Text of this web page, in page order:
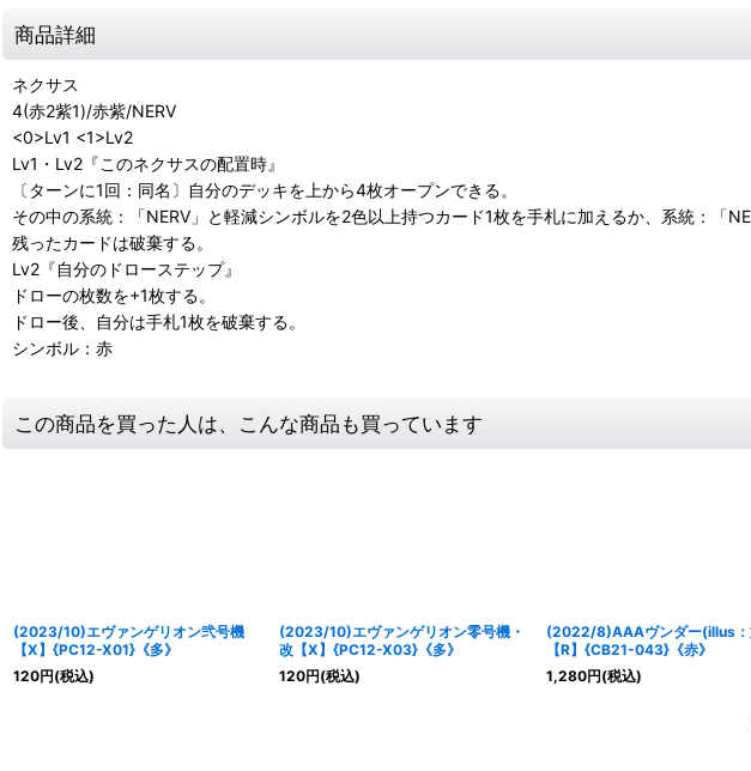
商品詳細
ネクサス
4(赤2紫1)/赤紫/NERV
<0>Lv1 <1>Lv2
Lv1・Lv2『このネクサスの配置時』
〔ターンに1回：同名〕自分のデッキを上から4枚オープンできる。
その中の系統：「NERV」と軽減シンボルを2色以上持つカード1枚を手札に加えるか、系統：「
残ったカードは破棄する。
Lv2『自分のドローステップ』
ドローの枚数を+1枚する。
ドロー後、自分は手札1枚を破棄する。
シンボル：赤
この商品を買った人は、こんな商品も買っています
(2023/10)エヴァンゲリオン弐号機
【X】{PC12-X01}《多》
120円(税込)
(2023/10)エヴァンゲリオン零号機・
改【X】{PC12-X03}《多》
120円(税込)
(2022/8)AAAヴンダー(illus：
【R】{CB21-043}《赤》
1,280円(税込)